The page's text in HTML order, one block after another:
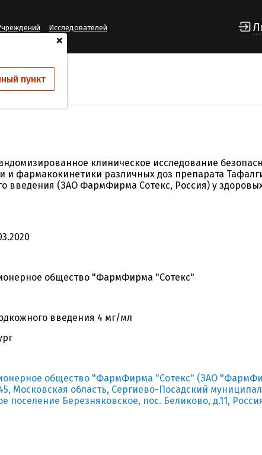
+
пункт
Исследователей
клиническое исследование
и фармакокинетики различных доз препарата
введения (ЗАО ФармФирма Сотекс, Россия) у
общество "ФармФирма "Сотекс"
введения 4 мг/мл
общество "ФармФирма "Сотекс" (ЗАО
Московская область, Сергиево-Посадский
поселение Березняковское, пос. Беликово, д.11,